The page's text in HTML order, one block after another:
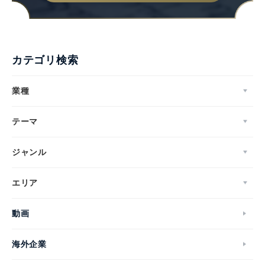
カテゴリ検索
業種
テーマ
ジャンル
エリア
動画
海外企業